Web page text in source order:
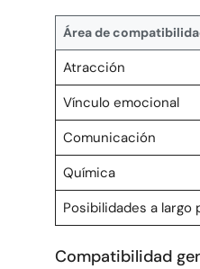
Área de
Atracción
Vínculo emocional
Comunicación
Química
Posibilidades a largo
Compatibilidad